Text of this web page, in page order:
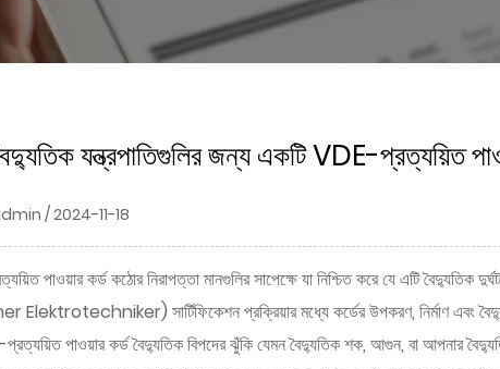
যন্ত্রপাতিগুলির জন্য একটি VDE-প্রত্যয়িত
/ 2024-11-18
পাওয়ার কর্ডকঠোর নিরাপত্তা মানগুলির সাপেক্ষে যা নিশ্চিত করে যে এটি
সার্টিফিকেশন প্রক্রিয়ার মধ্যে কর্ডের উপকরণ, নির্মাণ এবং
পাওয়ার কর্ড বৈদ্যুতিক বিপদের ঝুঁকি যেমন বৈদ্যুতিক শক, আগুন, বা আপনার